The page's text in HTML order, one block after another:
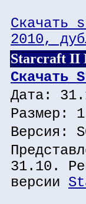
Скачать
2010,
Starcraft II
Скачать
Дата:
Размер:
Версия:
31.10.
версии